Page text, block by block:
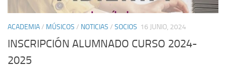
ACADEMIA/ MÚSICOS / NOTICIAS / SOCIOS 16 JUNIO, 2024
INSCRIPCIÓN ALUMNADO CURSO 2024-
2025